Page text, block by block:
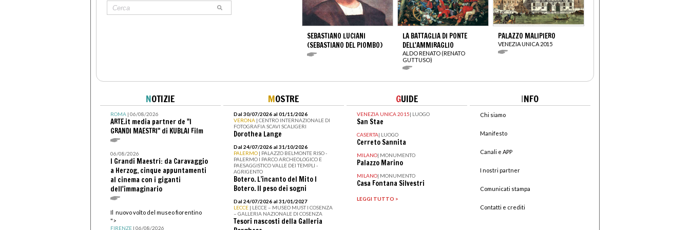
SEBASTIANO LUCIANI
(SEBASTIANO DEL PIOMBO)
LA BATTAGLIA DI PONTE
DELL'AMMIRAGLIO
ALDO RENATO (RENATO
GUTTUSO)
PALAZZO MALIPIERO
VENEZIA UNICA 2015
NOTIZIE
ROMA| 06/08/2026
ARTE.it media partner de "I
GRANDI MAESTRI" di KUBLAI Film
06/08/2026
I Grandi Maestri: da Caravaggio
a Herzog, cinque appuntamenti
al cinema con i giganti
dell'immaginario
Il nuovo volto del museo fiorentino
">
FIRENZE| 06/08/2026
MOSTRE
Dal 30/07/2026 al 01/11/2026
VERONA | CENTRO INTERNAZIONALE DI
FOTOGRAFIA SCAVI SCALIGERI
Dorothea Lange
Dal 24/07/2026 al 31/10/2026
PALERMO | PALAZZO BELMONTE RISO -
PALERMO I PARCO ARCHEOLOGICO E
PAESAGGISTICO VALLE DEI TEMPLI -
AGRIGENTO
Botero. L’incanto del Mito I
Botero. Il peso dei sogni
Dal 24/07/2026 al 31/01/2027
LECCE | LECCE – MUSEO MUST I COSENZA
– GALLERIA NAZIONALE DI COSENZA
Tesori nascosti della Galleria
GUIDE
VENEZIA UNICA 2015| LUOGO
San Stae
CASERTA| LUOGO
Cerreto Sannita
MILANO| MONUMENTO
Palazzo Marino
MILANO| MONUMENTO
Casa Fontana Silvestri
LEGGI TUTTO >
INFO
Chi siamo
Manifesto
Canali e APP
I nostri partner
Comunicati stampa
Contatti e crediti